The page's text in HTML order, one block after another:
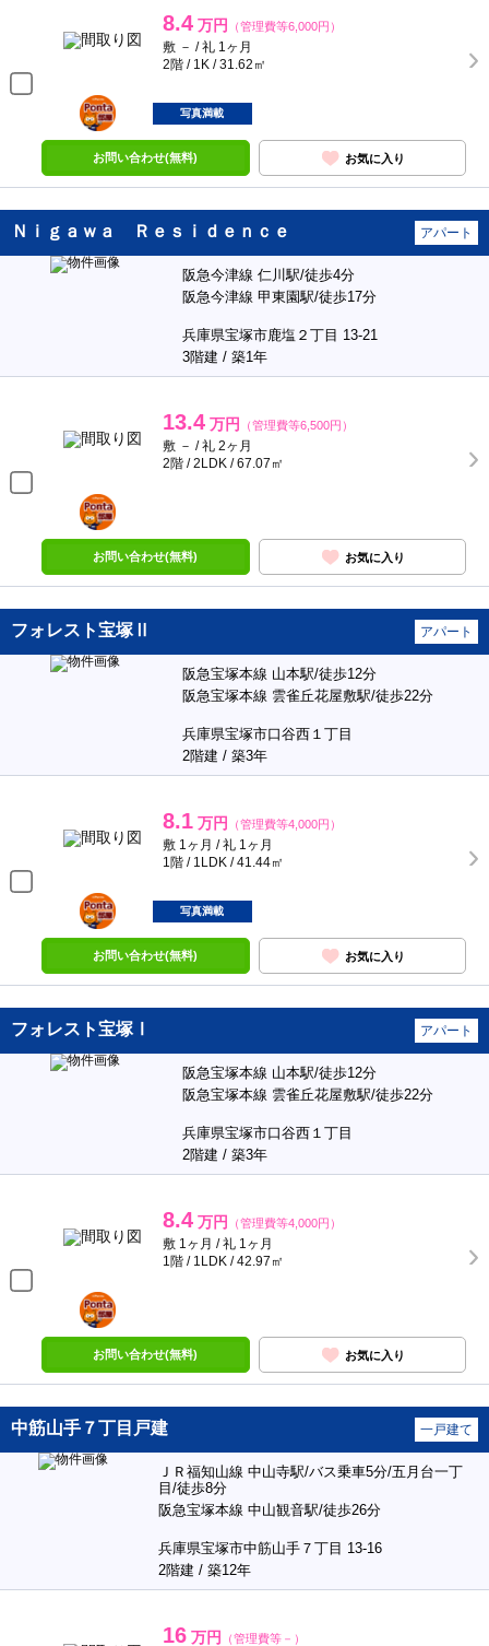
8.4 万円 （管理費等6,000円）
敷 － / 礼 1ヶ月
2階 / 1K / 31.62㎡
ポンタ
部屋
写真満載
お問い合わせ(無料) お気に入り
Ｎｉｇａｗａ Ｒｅｓｉｄｅｎｃｅ アパート
阪急今津線 仁川駅/徒歩4分
阪急今津線 甲東園駅/徒歩17分
兵庫県宝塚市鹿塩２丁目 13-21
3階建 / 築1年
13.4 万円 （管理費等6,500円）
敷 － / 礼 2ヶ月
2階 / 2LDK / 67.07㎡
ポンタ
部屋
お問い合わせ(無料) お気に入り
フォレスト宝塚Ⅱ アパート
阪急宝塚本線 山本駅/徒歩12分
阪急宝塚本線 雲雀丘花屋敷駅/徒歩22分
兵庫県宝塚市口谷西１丁目
2階建 / 築3年
8.1 万円 （管理費等4,000円）
敷 1ヶ月 / 礼 1ヶ月
1階 / 1LDK / 41.44㎡
ポンタ
部屋
写真満載
お問い合わせ(無料) お気に入り
フォレスト宝塚Ⅰ アパート
阪急宝塚本線 山本駅/徒歩12分
阪急宝塚本線 雲雀丘花屋敷駅/徒歩22分
兵庫県宝塚市口谷西１丁目
2階建 / 築3年
8.4 万円 （管理費等4,000円）
敷 1ヶ月 / 礼 1ヶ月
1階 / 1LDK / 42.97㎡
ポンタ
部屋
お問い合わせ(無料) お気に入り
中筋山手７丁目戸建 一戸建て
ＪＲ福知山線 中山寺駅/バス乗車5分/五月台一丁
目/徒歩8分
阪急宝塚本線 中山観音駅/徒歩26分
兵庫県宝塚市中筋山手７丁目 13-16
2階建 / 築12年
16 万円 （管理費等－）